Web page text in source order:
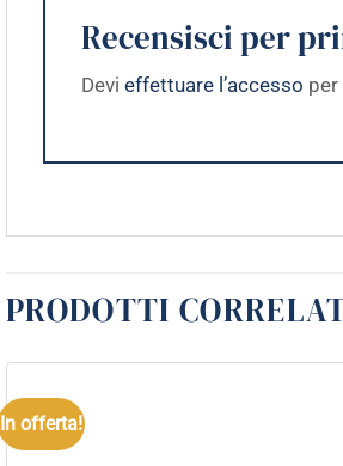
Recensisci per
Devi effettuare l’accesso per
PRODOTTI
In offerta!